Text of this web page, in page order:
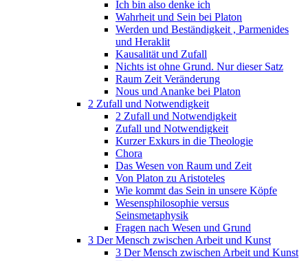
Ich bin also denke ich
Wahrheit und Sein bei Platon
Werden und Beständigkeit , Parmenides
und Heraklit
Kausalität und Zufall
Nichts ist ohne Grund. Nur dieser Satz
Raum Zeit Veränderung
Nous und Ananke bei Platon
2 Zufall und Notwendigkeit
2 Zufall und Notwendigkeit
Zufall und Notwendigkeit
Kurzer Exkurs in die Theologie
Chora
Das Wesen von Raum und Zeit
Von Platon zu Aristoteles
Wie kommt das Sein in unsere Köpfe
Wesensphilosophie versus
Seinsmetaphysik
Fragen nach Wesen und Grund
3 Der Mensch zwischen Arbeit und Kunst
3 Der Mensch zwischen Arbeit und Kunst